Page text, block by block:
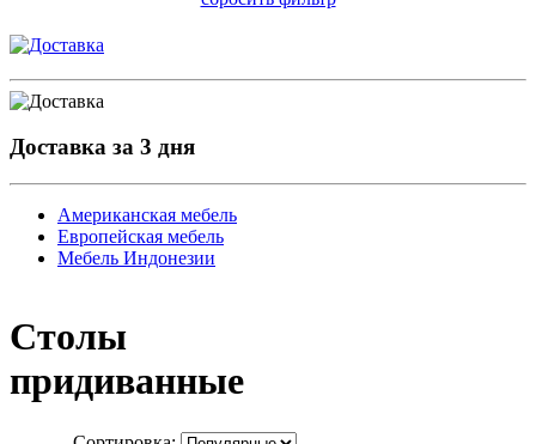
Доставка за 3 дня
Американская мебель
Европейская мебель
Мебель Индонезии
Столы
придиванные